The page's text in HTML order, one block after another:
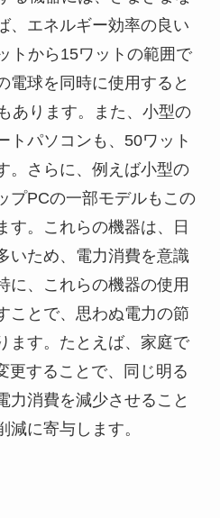
、エネルギー効率の良い
トから15ワットの範囲で
電球を同時に使用すると
あります。また、小型の
トパソコンも、50ワット
。さらに、例えば小型の
プPCの一部モデルもこの
す。これらの機器は、日
いため、電力消費を意識
に、これらの機器の使用
ことで、思わぬ電力の節
ます。たとえば、家庭で
更することで、同じ明る
力消費を減少させること
減に寄与します。